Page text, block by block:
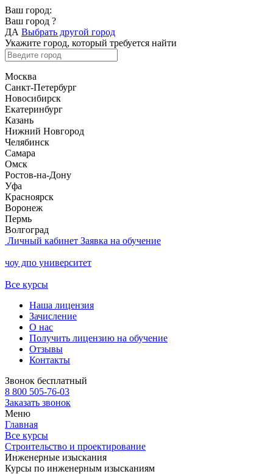
Ваш город:
Ваш город ?
ДА Выбрать другой город
Укажите город, который требуется найти
Москва
Санкт-Петербург
Новосибирск
Екатеринбург
Казань
Нижний Новгород
Челябинск
Самара
Омск
Ростов-на-Дону
Уфа
Красноярск
Воронеж
Пермь
Волгоград
Личный кабинет Заявка на обучение
чоу дпо университет
Все курсы
Наша лицензия
Зачисление
О нас
Получить лицензию на обучение
Отзывы
Контакты
Звонок бесплатный
8 800 505-76-03
Заказать звонок
Меню
Главная
Все курсы
Строительство и проектирование
Инженерные изыскания
Курсы по инженерным изысканиям